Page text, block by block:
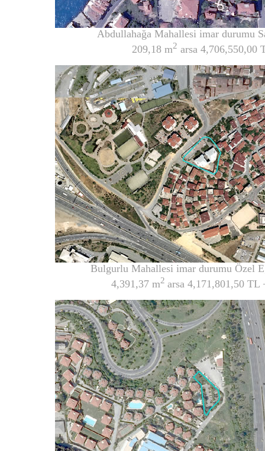
Abdullahağa Mahallesi imar durumu
209,18 m2 arsa 4,706,550,00
Bulgurlu Mahallesi imar durumu Özel
4,391,37 m2 arsa 4,171,801,50